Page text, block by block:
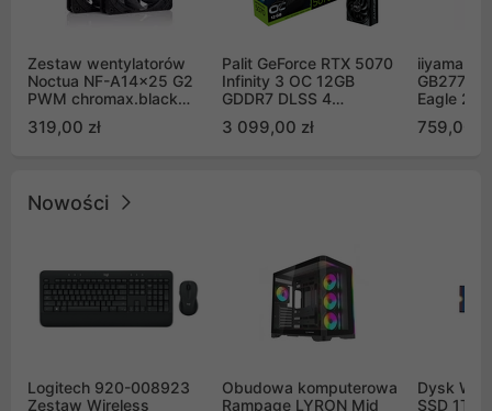
Zestaw wentylatorów
Noctua NF-A14x25 G2
PWM chromax.black
Push Pull (2szt)
319,00 zł
Palit GeForce RTX 5070
Infinity 3 OC 12GB
GDDR7 DLSS 4
GB2050S)
3 099,00 zł
iiyama G-
Eagle 27"
759,00 zł
Nowości
Logitech 920-008923
Zestaw Wireless
Obudowa komputerowa
Rampage LYRON Mid
Dysk WD
SSD 1TB